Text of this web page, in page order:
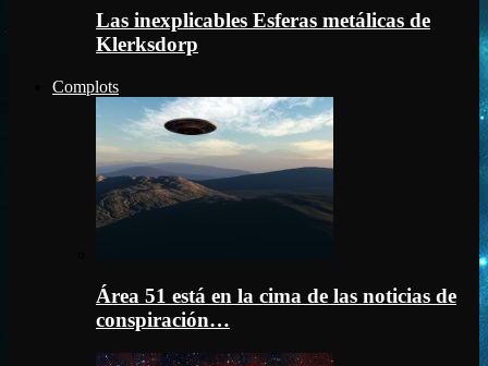
Las inexplicables Esferas metálicas de
Klerksdorp
Complots
Área 51 está en la cima de las noticias de
conspiración…